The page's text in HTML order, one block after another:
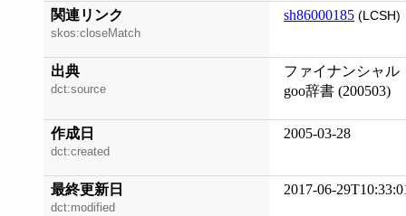
関連リンク
skos:closeMatch
sh86000185 (LCSH)
出典
dct:source
ファイナンシャル
goo辞書 (200503)
作成日
dct:created
2005-03-28
最終更新日
dct:modified
2017-06-